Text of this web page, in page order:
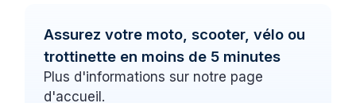
Assurez votre moto, scooter, vélo ou
trottinette en moins de 5 minutes
Plus d'informations sur notre page
d'accueil.